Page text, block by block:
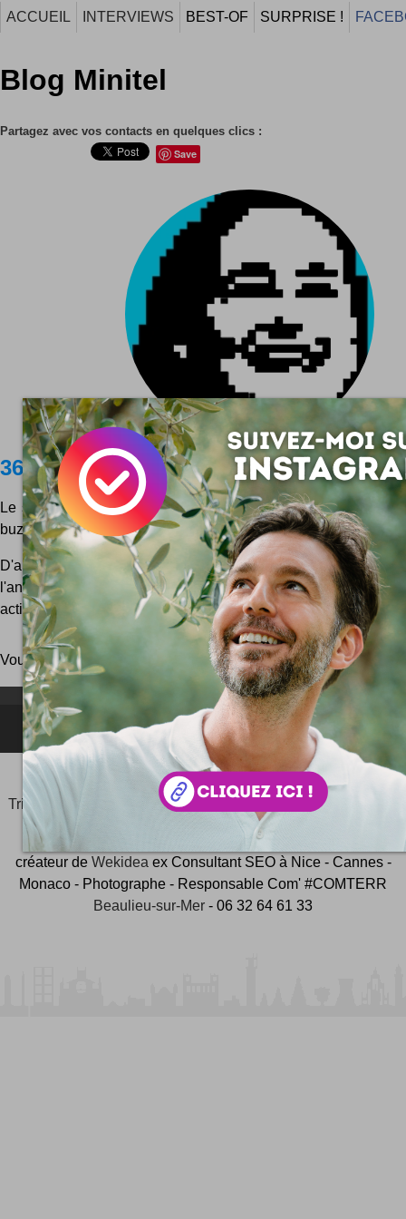
ACCUEIL INTERVIEWS BEST-OF SURPRISE !
Blog Minitel
Partagez avec vos contacts en quelques clics :
Save
3615 Désirs d'avenir
Le site 3615 Désirs d'avenir est pour moi la plus chouette
buzz provoqué par le non moins très beau site
D'ailleurs il semble qu'aujourd'hui desirsdavenir.com soit à
l'ancienne version, en attendant un aperçu de l'image
action sur www.3615desirsdavenir.com
Vous pouvez aussi parcourir le blogau hasard!
NEWSLETTER FOR EVER !
©2006- JeudiPhoto.net leblog lifestyle deSimon
Tripnaux Content Manager, créateur du hashtag
#JeudiPhoto
#CotedAzurFrance
créateur de Wekidea ex Consultant SEO à Nice - Cannes -
Monaco - Photographe - Responsable Com' #COMTERR
Beaulieu-sur-Mer - 06 32 64 61 33